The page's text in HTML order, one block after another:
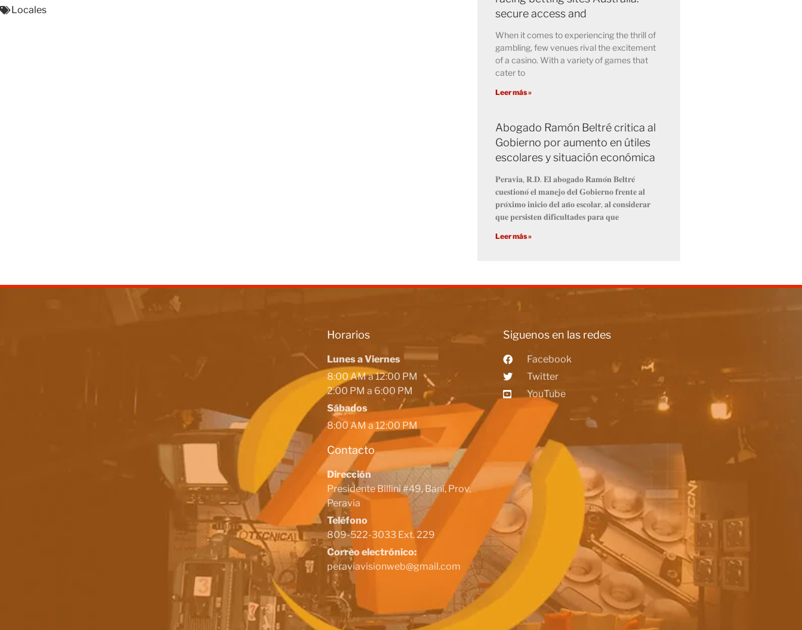
Locales
secure access and
When it comes to experiencing the thrill of
gambling, few venues rival the excitement
of a casino. With a variety of games that
cater to
Leer más »
Abogado Ramón Beltré critica al
Gobierno por aumento en útiles
escolares y situación económica
𝐏𝐞𝐫𝐚𝐯𝐢𝐚, 𝐑.𝐃. 𝐄𝐥 𝐚𝐛𝐨𝐠𝐚𝐝𝐨 𝐑𝐚𝐦𝐨́𝐧 𝐁𝐞𝐥𝐭𝐫𝐞́
𝐜𝐮𝐞𝐬𝐭𝐢𝐨𝐧𝐨́ 𝐞𝐥 𝐦𝐚𝐧𝐞𝐣𝐨 𝐝𝐞𝐥 𝐆𝐨𝐛𝐢𝐞𝐫𝐧𝐨 𝐟𝐫𝐞𝐧𝐭𝐞 𝐚𝐥
𝐩𝐫𝐨́𝐱𝐢𝐦𝐨 𝐢𝐧𝐢𝐜𝐢𝐨 𝐝𝐞𝐥 𝐚𝐧̃𝐨 𝐞𝐬𝐜𝐨𝐥𝐚𝐫, 𝐚𝐥 𝐜𝐨𝐧𝐬𝐢𝐝𝐞𝐫𝐚𝐫
𝐪𝐮𝐞 𝐩𝐞𝐫𝐬𝐢𝐬𝐭𝐞𝐧 𝐝𝐢𝐟𝐢𝐜𝐮𝐥𝐭𝐚𝐝𝐞𝐬 𝐩𝐚𝐫𝐚 𝐪𝐮𝐞
Leer más »
Horarios
Lunes a Viernes
8:00 AM a 12:00 PM
2:00 PM a 6:00 PM
Sábados
8:00 AM a 12:00 PM
Contacto
Dirección
Presidente Billini #49, Baní, Prov.
Peravia
Teléfono
809-522-3033 Ext. 229
Correo electrónico:
peraviavisionweb@gmail.com
Siguenos en las redes
Facebook
Twitter
YouTube